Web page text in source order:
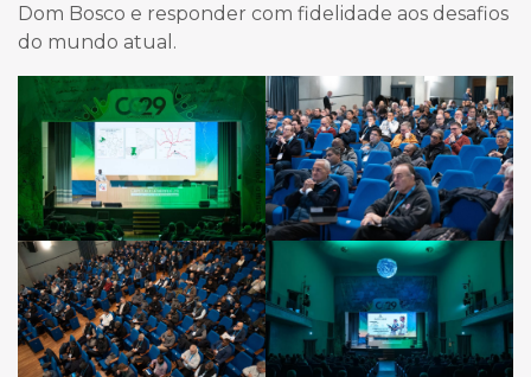
Dom Bosco e responder com fidelidade aos desafios
do mundo atual.